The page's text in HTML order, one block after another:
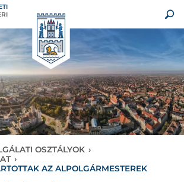
OSZTÁLYOK ›
›
AZ ALPOLGÁRMESTEREK